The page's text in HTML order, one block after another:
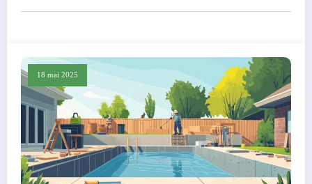
18 mai 2025